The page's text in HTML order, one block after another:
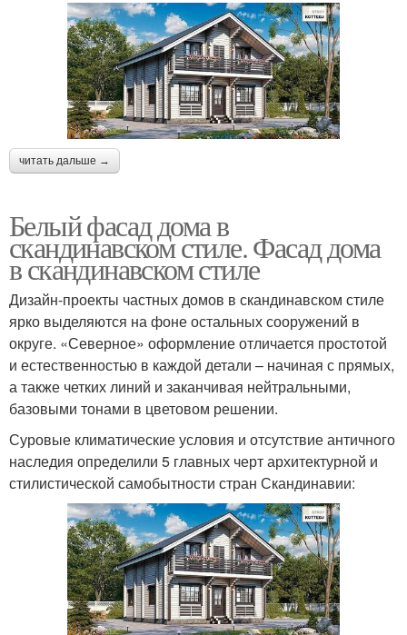
читать дальше →
Белый фасад дома в
скандинавском стиле. Фасад дома
в скандинавском стиле
Дизайн-проекты частных домов в скандинавском стиле
ярко выделяются на фоне остальных сооружений в
округе. «Северное» оформление отличается простотой
и естественностью в каждой детали – начиная с прямых,
а также четких линий и заканчивая нейтральными,
базовыми тонами в цветовом решении.
Суровые климатические условия и отсутствие античного
наследия определили 5 главных черт архитектурной и
стилистической самобытности стран Скандинавии: